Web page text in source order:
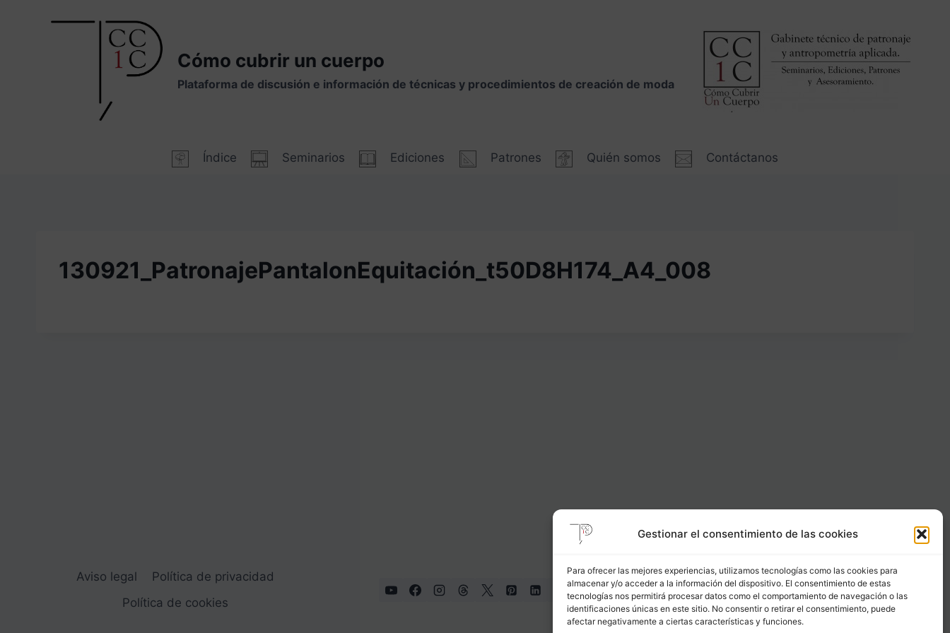
Gestionar el consentimiento de las cookies
Para ofrecer las mejores experiencias, utilizamos tecnologías como las cookies para
almacenar y/o acceder a la información del dispositivo. El consentimiento de estas
tecnologías nos permitirá procesar datos como el comportamiento de navegación o las
identificaciones únicas en este sitio. No consentir o retirar el consentimiento, puede
afectar negativamente a ciertas características y funciones.
Cómo cubrir un cuerpo
Plataforma de discusión e información de técnicas y procedimientos de creación de moda
Índice Seminarios Ediciones Patrones Quién somos Contáctanos
130921_PatronajePantalonEquitación_t50D8H174_A4_008
Aviso legal
Política de privacidad
Política de cookies
Carrer Provença, 183
Tel& Whatsapp
+34 - 683 23 53 59